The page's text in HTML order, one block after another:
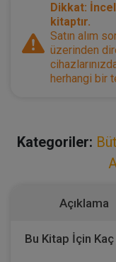
Dikkat:
kitaptır.
Satın alım
üzerinden
herhangi bir
Kategoriler:
Açıklama
Bu Kitap İçin